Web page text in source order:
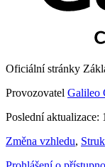
Oficiální stránky
Provozovatel Galileo
Poslední aktualizace:
Změna vzhledu,